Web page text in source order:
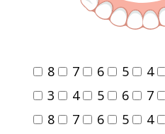
8 7 6 5 4
3
4 5 6 7
8
7 6 5 4